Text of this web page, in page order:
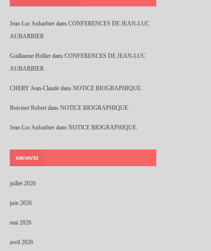
Jean Luc Aubarbier dans CONFERENCES DE JEAN-LUC
AUBARBIER
Guillaume Hellier dans CONFERENCES DE JEAN-LUC
AUBARBIER
CHERY Jean-Claude dans NOTICE BIOGRAPHIQUE.
Boivinet Robert dans NOTICE BIOGRAPHIQUE.
Jean Luc Aubarbier dans NOTICE BIOGRAPHIQUE.
ARCHIVES
juillet 2026
juin 2026
mai 2026
avril 2026